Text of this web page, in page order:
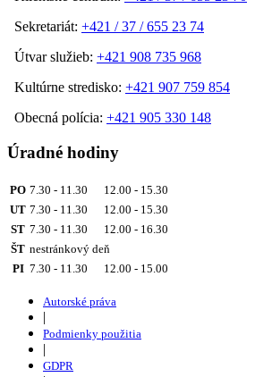
Sekretariát: +421 / 37 / 655 23 74
Útvar služieb: +421 908 735 968
Kultúrne stredisko: +421 907 759 854
Obecná polícia: +421 905 330 148
Úradné hodiny
PO 7.30 - 11.30 12.00 - 15.30
UT 7.30 - 11.30 12.00 - 15.30
ST 7.30 - 11.30 12.00 - 16.30
ŠT nestránkový deň
PI 7.30 - 11.30 12.00 - 15.00
Autorské práva
|
Podmienky použitia
|
GDPR